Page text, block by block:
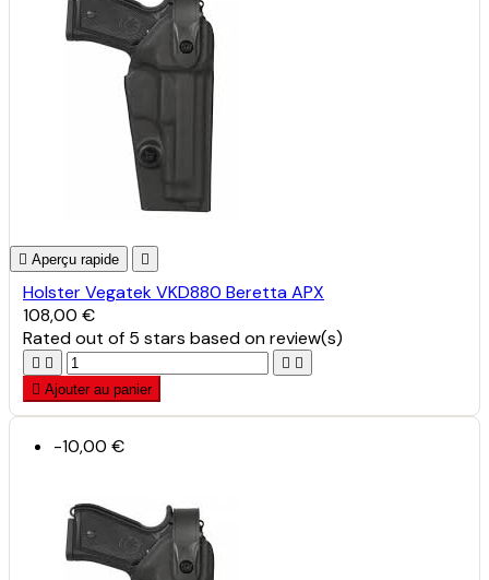
 Aperçu rapide 
Holster Vegatek VKD880 Beretta APX
108,00 €
Ratedout of 5 stars based onreview(s)
   
 Ajouter au panier
-10,00 €